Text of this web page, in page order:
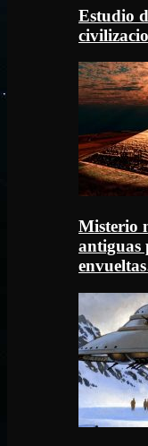
Estudio
Misterio
antiguas